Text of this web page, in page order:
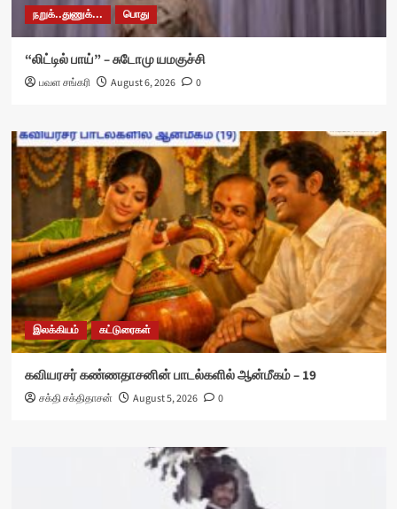
நறுக்..துணுக்... பொது
“லிட்டில் பாய்” – சுடோமு யமகுச்சி
பவள சங்கரி August 6, 2026 0
இலக்கியம் கட்டுரைகள்
கவியரசர் கண்ணதாசனின் பாடல்களில் ஆன்மீகம் – 19
சக்தி சக்திதாசன் August 5, 2026 0